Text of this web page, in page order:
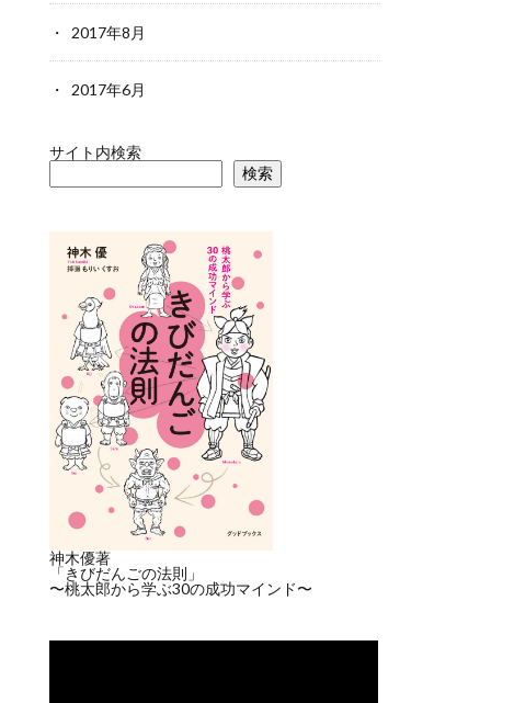
2017年8月
2017年6月
サイト内検索
検索
神木優著
「きびだんごの法則」
〜桃太郎から学ぶ30の成功マインド〜